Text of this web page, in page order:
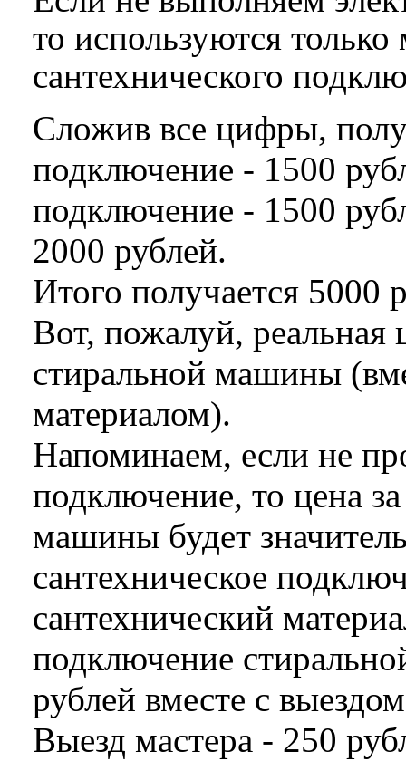
то используются
сантехнического
Сложив все цифры,
подключение - 1500
подключение - 1500
2000 рублей.
Итого получается 5000
Вот, пожалуй, реальная
стиральной машины
материалом).
Напоминаем, если не
подключение, то цена
машины будет
сантехническое
сантехнический
подключение
рублей вместе с
Выезд мастера - 250